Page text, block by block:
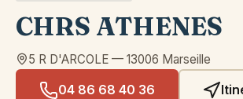
CHRS ATHENES
5 R D'ARCOLE — 13006 Marseille
04 86 68 40 36